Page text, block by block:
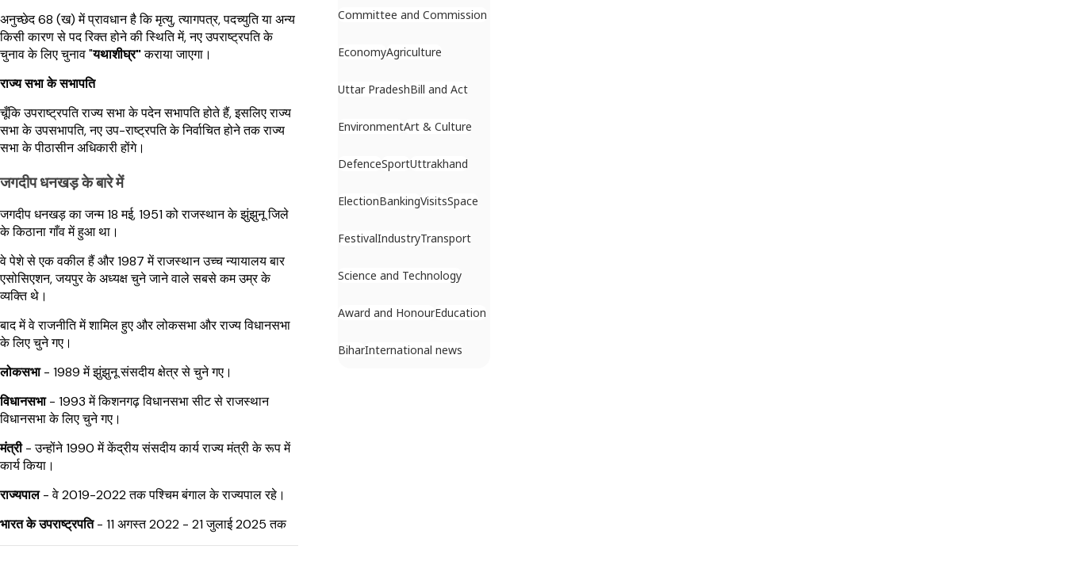
अनुच्छेद 68 (ख) में प्रावधान है कि मृत्यु, त्यागपत्र, पदच्युति या अन्य
किसी कारण से पद रिक्त होने की स्थिति में, नए उपराष्ट्रपति के
चुनाव के लिए चुनाव "यथाशीघ्र"कराया जाएगा।
राज्य सभा के सभापति
चूँकि उपराष्ट्रपति राज्य सभा के पदेन सभापति होते हैं, इसलिए राज्य
सभा के उपसभापति, नए उप-राष्ट्रपति के निर्वाचित होने तक राज्य
सभा के पीठासीन अधिकारी होंगे।
जगदीप धनखड़ के बारे में
जगदीप धनखड़ का जन्म 18 मई, 1951 को राजस्थान के झुंझुनू जिले
के किठाना गाँव में हुआ था।
वे पेशे से एक वकील हैं और 1987 में राजस्थान उच्च न्यायालय बार
एसोसिएशन, जयपुर के अध्यक्ष चुने जाने वाले सबसे कम उम्र के
व्यक्ति थे।
बाद में वे राजनीति में शामिल हुए और लोकसभा और राज्य विधानसभा
के लिए चुने गए।
लोकसभा- 1989 में झुंझुनू संसदीय क्षेत्र से चुने गए।
विधानसभा- 1993 में किशनगढ़ विधानसभा सीट से राजस्थान
विधानसभा के लिए चुने गए।
मंत्री- उन्होंने 1990 में केंद्रीय संसदीय कार्य राज्य मंत्री के रूप में
कार्य किया।
राज्यपाल- वे 2019-2022 तक पश्चिम बंगाल के राज्यपाल रहे।
भारत के उपराष्ट्रपति- 11 अगस्त 2022 - 21 जुलाई 2025 तक
Committee and Commission
EconomyAgriculture
Uttar PradeshBill and Act
EnvironmentArt & Culture
DefenceSportUttrakhand
ElectionBankingVisitsSpace
FestivalIndustryTransport
Science and Technology
Award and HonourEducation
BiharInternational news